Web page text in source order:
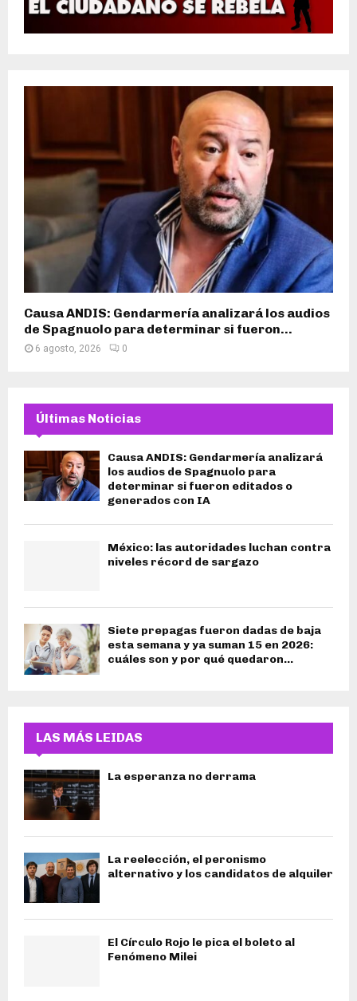
Causa ANDIS: Gendarmería analizará los audios
de Spagnuolo para determinar si fueron...
6 agosto, 2026 0
Últimas Noticias
Causa ANDIS: Gendarmería analizará
los audios de Spagnuolo para
determinar si fueron editados o
generados con IA
México: las autoridades luchan contra
niveles récord de sargazo
Siete prepagas fueron dadas de baja
esta semana y ya suman 15 en 2026:
cuáles son y por qué quedaron...
LAS MÁS LEIDAS
La esperanza no derrama
La reelección, el peronismo
alternativo y los candidatos de alquiler
El Círculo Rojo le pica el boleto al
Fenómeno Milei